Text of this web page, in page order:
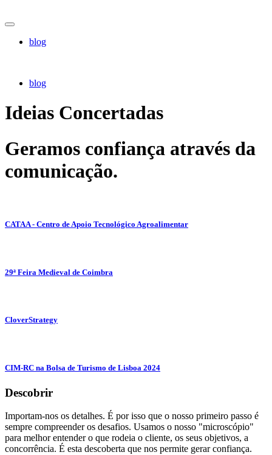
blog
blog
Ideias Concertadas
Geramos confiança através da
comunicação.
CATAA - Centro de Apoio Tecnológico Agroalimentar
29ª Feira Medieval de Coimbra
CloverStrategy
CIM-RC na Bolsa de Turismo de Lisboa 2024
Descobrir
Importam-nos os detalhes. É por isso que o nosso primeiro passo é
sempre compreender os desafios. Usamos o nosso "microscópio"
para melhor entender o que rodeia o cliente, os seus objetivos, a
concorrência. É esta descoberta que nos permite gerar confiança.